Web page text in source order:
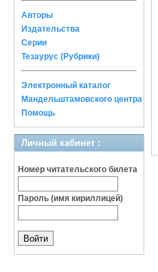
Авторы
Издательства
Серии
Тезаурус (Рубрики)
Электронный каталог
Мандельштамовского центра
Помощь
Личный кабинет :
Номер читательского билета
Пароль (имя кириллицей)